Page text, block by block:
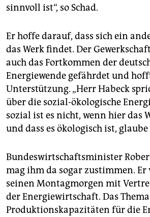
sinnvoll ist“, so Schad.
Er hoffe darauf, dass sich ein
das Werk findet. Der
auch das Fortkommen der
Energiewende gefährdet und
Unterstützung. „Herr Habeck
über die sozial-ökologische
sozial ist es nicht, wenn hier das
und dass es ökologisch ist,
Bundeswirtschaftsminister
mag ihm da sogar zustimmen. Er
seinen Montagmorgen mit
der Energiewirtschaft. Das
Produktionskapazitäten für die